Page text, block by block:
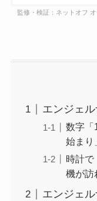
監修・検証：ネットオフ オ
エンジェ
数字「
始まり
時計で
機が訪
エンジェ